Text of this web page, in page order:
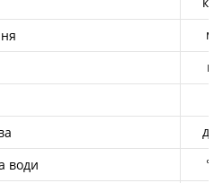
м²
кг
дм³
води
°С